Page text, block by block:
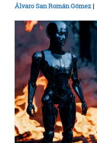
Álvaro San Román Gómez |